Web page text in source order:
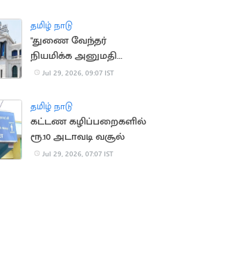
தமிழ் நாடு
"துணை வேந்தர்
நியமிக்க அனுமதி
வேண்டும்”.. தமிழக அரசு
Jul 29, 2026, 09:07 IST
தமிழ் நாடு
கட்டண கழிப்பறைகளில்
ரூ.10 அடாவடி வசூல்
Jul 29, 2026, 07:07 IST